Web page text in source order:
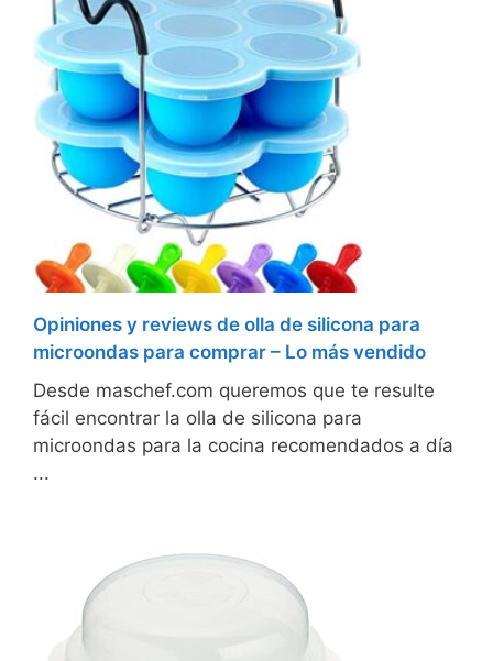
Opiniones y reviews de olla de silicona para
microondas para comprar – Lo más vendido
Desde maschef.com queremos que te resulte
fácil encontrar la olla de silicona para
microondas para la cocina recomendados a día
...